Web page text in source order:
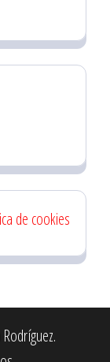
de cookies